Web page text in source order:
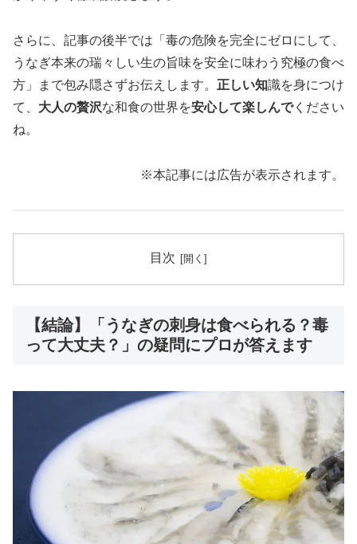
さらに、記事の後半では「毒の危険を完全にゼロにして、
うなぎ本来の瑞々しい生の旨味を安全に味わう究極の食べ
方」まで包み隠さずお伝えします。 正しい知識を身につけ
て、 大人の贅沢な和食の世界を安心して楽しんでください
ね。
※本記事には広告が表示されます。
目次
【結論】「うなぎの刺身は食べられる？毒
って大丈夫？」の疑問にプロが答えます